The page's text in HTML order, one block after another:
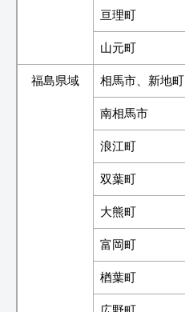
亘理町
山元町
福島県域 相馬市、新地町
南相馬市
浪江町
双葉町
大熊町
富岡町
楢葉町